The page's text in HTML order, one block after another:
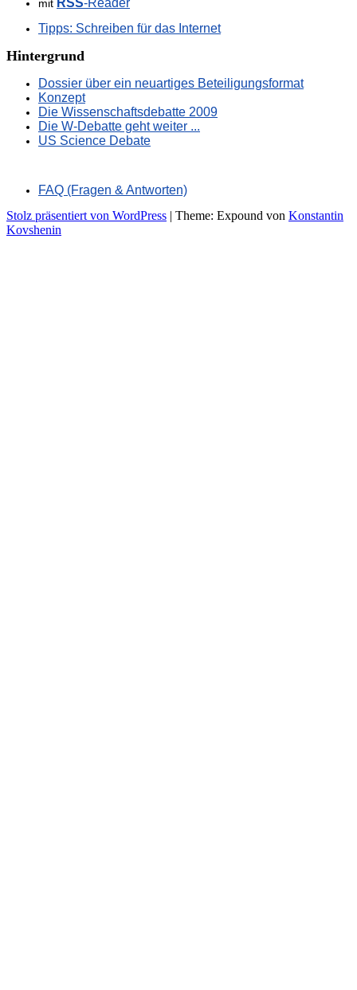
mit RSS-Reader
Tipps: Schreiben für das Internet
Hintergrund
Dossier über ein neuartiges Beteiligungsformat
Konzept
Die Wissenschaftsdebatte 2009
Die W-Debatte geht weiter ...
US Science Debate
FAQ (Fragen & Antworten)
Stolz präsentiert von WordPress | Theme: Expound von Konstantin
Kovshenin